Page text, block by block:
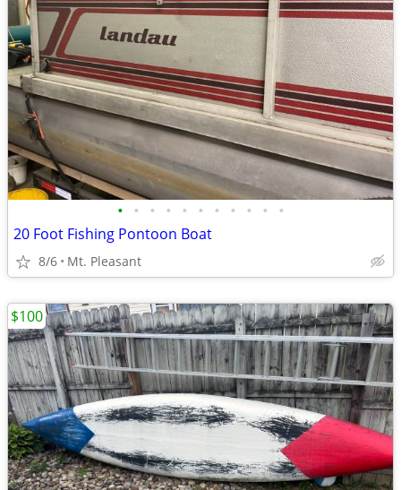
• • • • • • • • • • •
20 Foot Fishing Pontoon Boat
8/6 Mt. Pleasant
$100